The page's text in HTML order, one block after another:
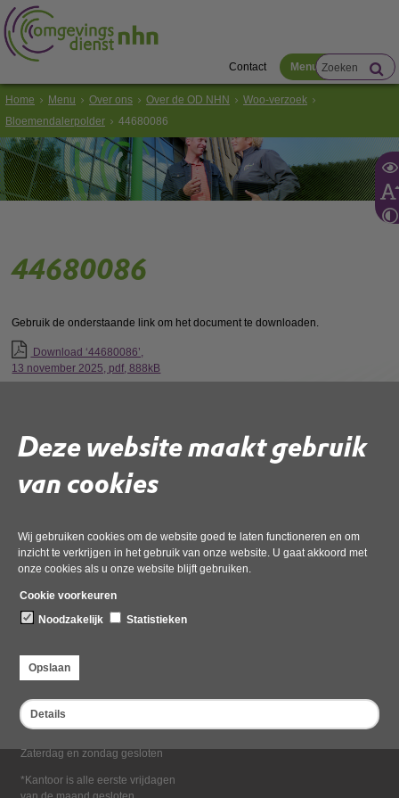
Deze website maakt gebruik
van cookies
Wij gebruiken cookies om de website goed te laten functioneren en om
inzicht te verkrijgen in het gebruik van onze website. U gaat akkoord met
onze cookies als u onze website blijft gebruiken.
Cookie voorkeuren
Noodzakelijk
Statistieken
Opslaan
Details
Contact Menu
Home Menu Over ons Over de OD NHN
Woo-verzoek
Bloemendalerpolder
44680086
44680086
Gebruik de onderstaande link om het document te downloaden.
Download ‘44680086’,
13 november 2025, pdf, 888kB
Bezoekadres
Dampten 2, 1624 NR Hoorn
Postbus 2095, 1620 EB Hoorn
Openingstijden kantoor
Maandag tot en met vrijdag*
van 08:00 tot 16:30
Zaterdag en zondag gesloten
*Kantoor is alle eerste vrijdagen